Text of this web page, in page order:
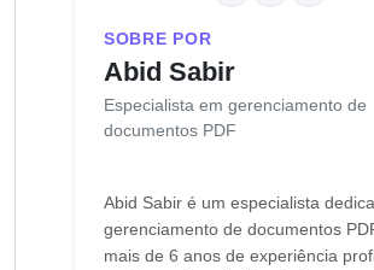
SOBRE POR
Abid Sabir
Especialista em gerenciamento de
documentos PDF
Abid Sabir é um especialista
gerenciamento de documentos
mais de 6 anos de experiência